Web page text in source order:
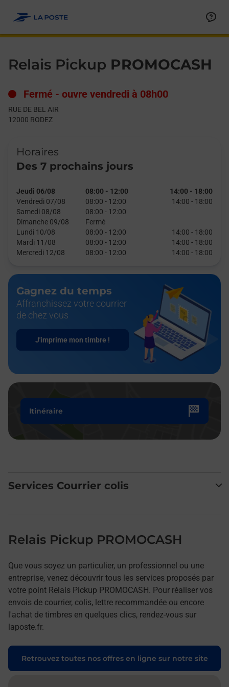
Relais Pickup PROMOCASH
Fermé - ouvre vendredi à 08h00
RUE DE BEL AIR
12000 RODEZ
Horaires
Des 7 prochains jours
Jeudi 06/08 08:00 - 12:00 14:00 - 18:00
Vendredi 07/08
08:00 - 12:00 14:00 - 18:00
Samedi 08/08
08:00 - 12:00
Dimanche 09/08
Fermé
Lundi 10/08
08:00 - 12:00 14:00 - 18:00
Mardi 11/08
08:00 - 12:00 14:00 - 18:00
Mercredi 12/08
08:00 - 12:00 14:00 - 18:00
Gagnez du temps
Affranchissez votre courrier
de chez vous
J'imprime mon timbre !
Itinéraire
Services Courrier colis
Relais Pickup PROMOCASH
Que vous soyez un particulier, un professionnel ou une
entreprise, venez découvrir tous les services proposés par
votre point Relais Pickup PROMOCASH. Pour réaliser vos
envois de courrier, colis, lettre recommandée ou encore
l'achat de timbres en quelques clics, rendez-vous sur
laposte.fr.
Retrouvez toutes nos offres en ligne sur notre site